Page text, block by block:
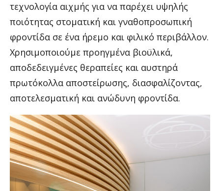
τεχνολογία αιχμής για να παρέχει υψηλής
ποιότητας στοματική και γναθοπροσωπική
φροντίδα σε ένα ήρεμο και φιλικό περιβάλλον.
Χρησιμοποιούμε προηγμένα βιοϋλικά,
αποδεδειγμένες θεραπείες και αυστηρά
πρωτόκολλα αποστείρωσης, διασφαλίζοντας,
αποτελεσματική και ανώδυνη φροντίδα.